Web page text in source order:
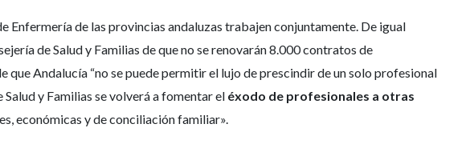
Enfermería de las provincias andaluzas trabajen conjuntamente. De igual
de Salud y Familias de que no se renovarán 8.000 contratos de
que Andalucía “no se puede permitir el lujo de prescindir de un solo profesional
y Familias se volverá a fomentar el éxodo de profesionales a otras
económicas y de conciliación familiar».